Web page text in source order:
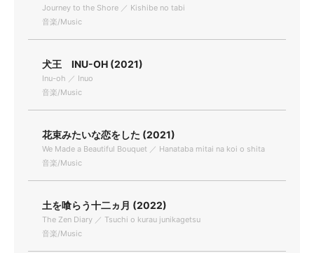
Journey to the Shore ／ Kishibe no tabi
音楽/Music
犬王 INU-OH (2021)
Inu-oh ／ Inuo
音楽/Music
花束みたいな恋をした (2021)
We Made a Beautiful Bouquet ／ Hanataba mitai na koi o shita
音楽/Music
土を喰らう十二ヵ月 (2022)
The Zen Diary ／ Tsuchi o kurau junikagetsu
音楽/Music